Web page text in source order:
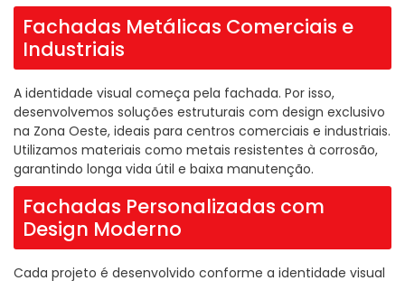
Fachadas Metálicas Comerciais e
Industriais
A identidade visual começa pela fachada. Por isso,
desenvolvemos soluções estruturais com design exclusivo
na Zona Oeste, ideais para centros comerciais e industriais.
Utilizamos materiais como metais resistentes à corrosão,
garantindo longa vida útil e baixa manutenção.
Fachadas Personalizadas com
Design Moderno
Cada projeto é desenvolvido conforme a identidade visual